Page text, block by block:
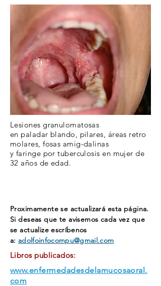
Lesiones granulomatosas
en paladar blando, pilares, áreas retro
molares,fosas amig-dalinas
y faringe por tuberculosisen mujer de
32 años de edad.
Proximamente se actualizará esta página.
Si deseas que te avisemos cada vez que
se actualizeescríbenos
a:adolfoinfocompu@gmail.com
Libros publicados:
www.enfermedadesdelamucosaoral.
com